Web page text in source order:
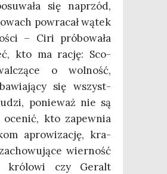
się naprzód,
powra­cał wątek
– Ciri pró­bo­wa­ła
kto ma rację: Sco­
o wol­ność,
się wszyst­
ponie­waż nie są
kto zapew­nia
apro­wi­za­cję, kra­
wier­ność
kró­lo­wi czy Geralt